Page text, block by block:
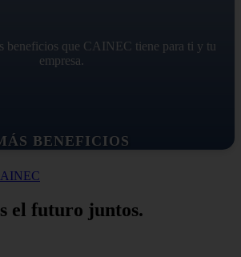
BENEFICIOS
beneficios que CAINEC tiene para ti y tu
empresa.
el futuro juntos.